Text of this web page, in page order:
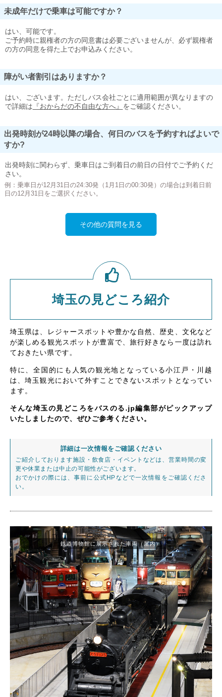
未成年だけで乗車は可能ですか？
はい、可能です。
ご予約時に親権者の方の同意書は必要ございませんが、必ず親権者
の方の同意を得た上でお申込みください。
障がい者割引はありますか？
はい、ございます。ただしバス会社ごとに適用範囲が異なりますの
で詳細は 『おからだの不自由な方へ』 をご確認ください。
出発時刻が24時以降の場合、何日のバスを予約すればよいで
すか?
出発時刻に関わらず、乗車日はご到着日の前日の日付でご予約くだ
さい。
例：乗車日が12月31日の24:30発（1月1日の00:30発）の場合は到着日前
日の12月31日をご選択ください。
その他の質問を見る
埼玉の見どころ紹介
埼玉県は、レジャースポットや豊かな自然、歴史、文化など
が楽しめる観光スポットが豊富で、旅行好きなら一度は訪れ
ておきたい県です。
特に、全国的にも人気の観光地となっている小江戸・川越
は、埼玉観光において外すことできないスポットとなってい
ます。
そんな埼玉の見どころをバスのる.jp編集部がピックアップ
いたしましたので、ぜひご参考ください。
詳細は一次情報をご確認ください
ご紹介しております施設・飲食店・イベントなどは、営業時間の変
更や休業または中止の可能性がございます。
おでかけの際には、事前に公式HPなどで一次情報をご確認くださ
い。
鉄道博物館に展示された車両（屋内）